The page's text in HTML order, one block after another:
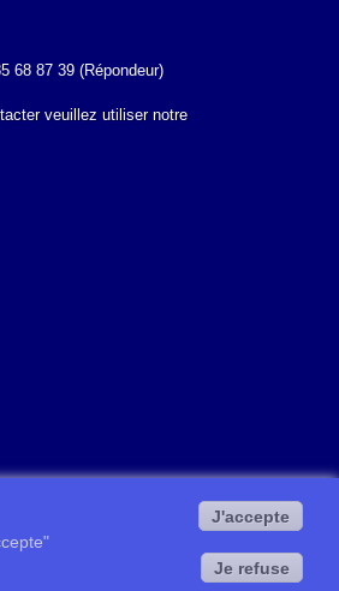
68 87 39 (Répondeur)
veuillez utiliser notre
J'accepte
Je refuse